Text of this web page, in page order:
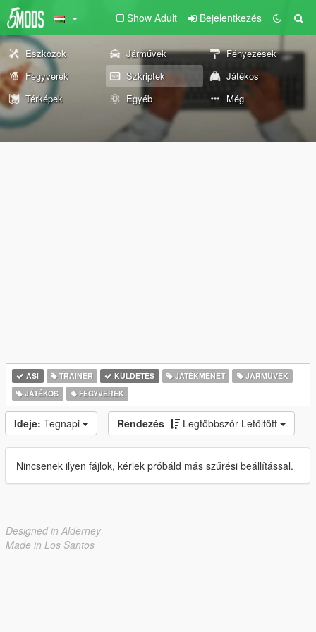
Show Adult Bejelentkezés
Eszközök Járművek
Fényezések
Fegyverek
Szkriptek
Játékos
Térképek
Egyéb Még
ASI TRAINER KÜLDETÉS JÁTÉKMENET
JÁRMŰVEK
JÁTÉKOS
FEGYVEREK
Ideje: Tegnapi Rendezés Legtöbbször Letöltött
Nincsenek ilyen fájlok, kérlek próbáld más szűrési beállítással.
Designed in Alderney
Made in Los Santos